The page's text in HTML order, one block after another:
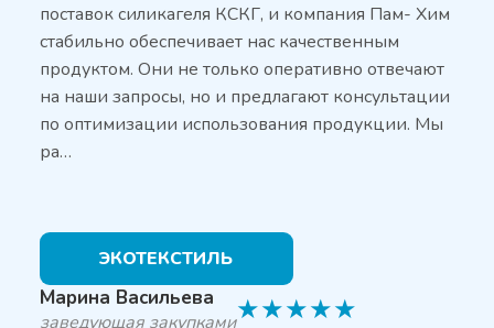
поставок силикагеля КСКГ, и компания Пам- Хим
стабильно обеспечивает нас качественным
продуктом. Они не только оперативно отвечают
на наши запросы, но и предлагают консультации
по оптимизации использования продукции. Мы
ра…
ЭКОТЕКСТИЛЬ
Марина Васильева
заведующая закупками★★★★★